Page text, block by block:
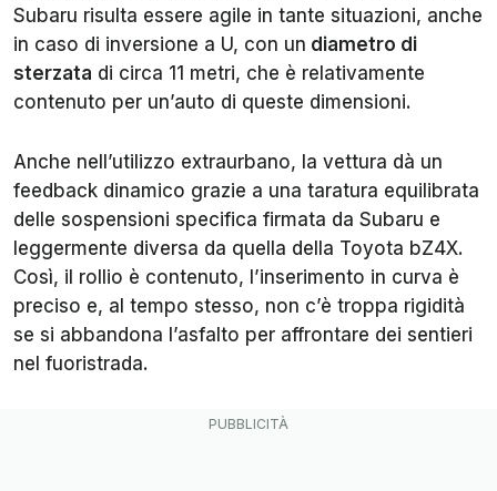
Subaru risulta essere agile in tante situazioni, anche
in caso di inversione a U, con un diametro di
sterzata di circa 11 metri, che è relativamente
contenuto per un’auto di queste dimensioni.
Anche nell’utilizzo extraurbano, la vettura dà un
feedback dinamico grazie a una taratura equilibrata
delle sospensioni specifica firmata da Subaru e
leggermente diversa da quella della Toyota bZ4X.
Così, il rollio è contenuto, l’inserimento in curva è
preciso e, al tempo stesso, non c’è troppa rigidità
se si abbandona l’asfalto per affrontare dei sentieri
nel fuoristrada.